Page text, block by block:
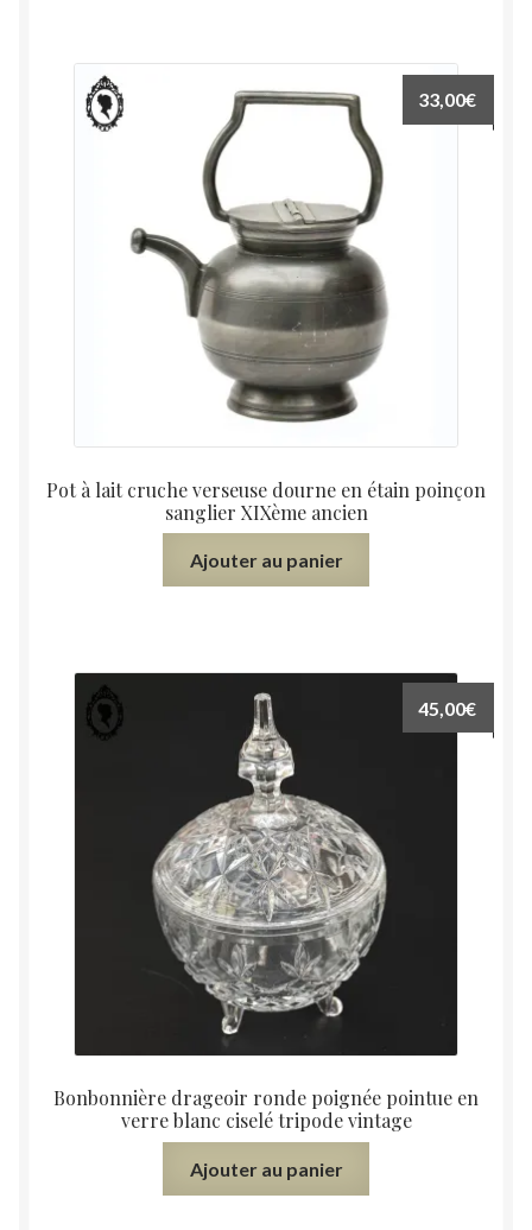
Pot à lait cruche verseuse dourne en étain poinçon
sanglier XIXème ancien
33,00€
Ajouter au panier
Bonbonnière drageoir ronde poignée pointue en
verre blanc ciselé tripode vintage
45,00€
Ajouter au panier